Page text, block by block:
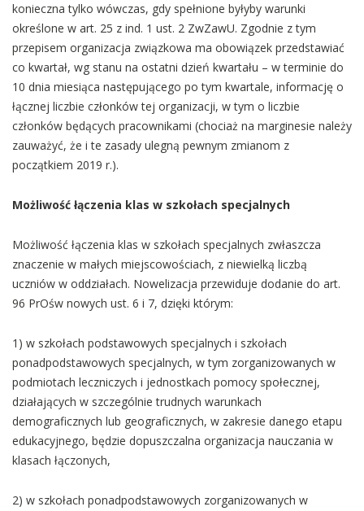
konieczna tylko wówczas, gdy spełnione byłyby warunki
określone w art. 25 z ind. 1 ust. 2 ZwZawU. Zgodnie z tym
przepisem organizacja związkowa ma obowiązek przedstawiać
co kwartał, wg stanu na ostatni dzień kwartału – w terminie do
10 dnia miesiąca następującego po tym kwartale, informację o
łącznej liczbie członków tej organizacji, w tym o liczbie
członków będących pracownikami (chociaż na marginesie należy
zauważyć, że i te zasady ulegną pewnym zmianom z
początkiem 2019 r.).
Możliwość łączenia klas w szkołach specjalnych
Możliwość łączenia klas w szkołach specjalnych zwłaszcza
znaczenie w małych miejscowościach, z niewielką liczbą
uczniów w oddziałach. Nowelizacja przewiduje dodanie do art.
96 PrOśw nowych ust. 6 i 7, dzięki którym:
1) w szkołach podstawowych specjalnych i szkołach
ponadpodstawowych specjalnych, w tym zorganizowanych w
podmiotach leczniczych i jednostkach pomocy społecznej,
działających w szczególnie trudnych warunkach
demograficznych lub geograficznych, w zakresie danego etapu
edukacyjnego, będzie dopuszczalna organizacja nauczania w
klasach łączonych,
2) w szkołach ponadpodstawowych zorganizowanych w